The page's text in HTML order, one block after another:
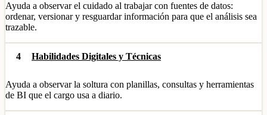
Ayuda a observar el cuidado al trabajar con fuentes de datos:
ordenar, versionar y resguardar información para que el análisis sea
trazable.
4 Habilidades Digitales y Técnicas
Ayuda a observar la soltura con planillas, consultas y herramientas
de BI que el cargo usa a diario.